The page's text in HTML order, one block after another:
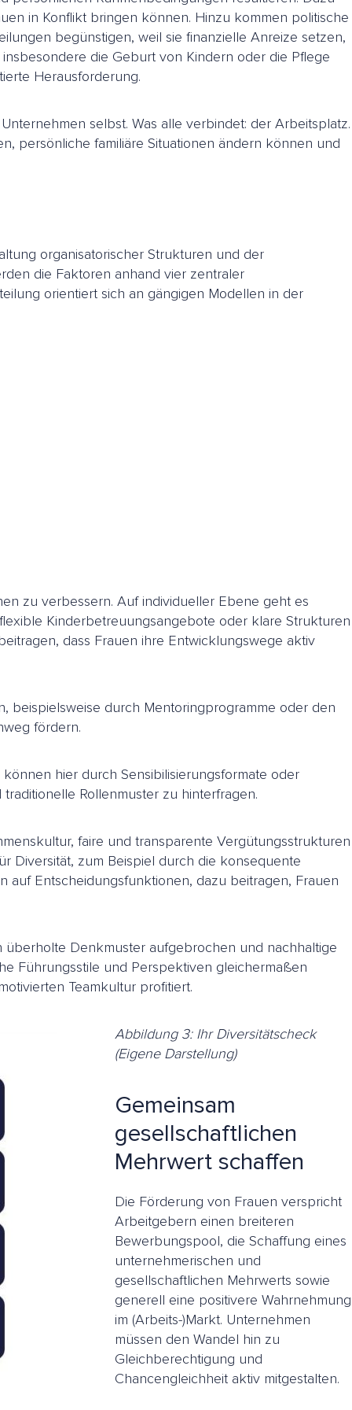
in Konflikt bringen können. Hinzu kommen politische
begünstigen, weil sie finanzielle Anreize setzen,
die Geburt von Kindern oder die Pflege
Herausforderung.
selbst. Was alle verbindet: der Arbeitsplatz.
persönliche familiäre Situationen ändern können und
organisatorischer Strukturen und der
die Faktoren anhand vier zentraler
orientiert sich an gängigen Modellen in der
zu verbessern. Auf individueller Ebene geht es
Kinderbetreuungsangebote oder klare Strukturen
dass Frauen ihre Entwicklungswege aktiv
beispielsweise durch Mentoringprogramme oder den
fördern.
hier durch Sensibilisierungsformate oder
Rollenmuster zu hinterfragen.
faire und transparente Vergütungsstrukturen
Diversität, zum Beispiel durch die konsequente
Entscheidungsfunktionen, dazu beitragen, Frauen
überholte Denkmuster aufgebrochen und nachhaltige
Führungsstile und Perspektiven gleichermaßen
Teamkultur profitiert.
Abbildung 3: Ihr Diversitätscheck
(Eigene Darstellung)
Gemeinsam
gesellschaftlichen
Mehrwert schaffen
Die Förderung von Frauen verspricht
Arbeitgebern einen breiteren
Bewerbungspool, die Schaffung eines
unternehmerischen und
gesellschaftlichen Mehrwerts sowie
generell eine positivere Wahrnehmung
im (Arbeits-)Markt. Unternehmen
müssen den Wandel hin zu
Gleichberechtigung und
Chancengleichheit aktiv mitgestalten.